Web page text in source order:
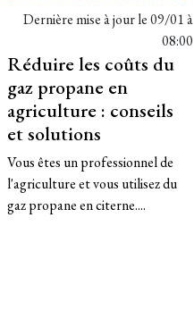
Dernière mise à jour le09/01 à
08:00
Réduire les coûts du
gaz propane en
agriculture : conseils
et solutions
Vous êtes un professionnel de
l'agriculture et vous utilisez du
gaz propane en citerne....